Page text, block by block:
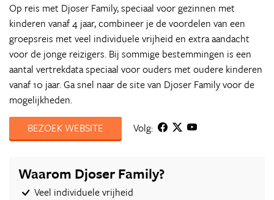
Op reis met Djoser Family, speciaal voor gezinnen met
kinderen vanaf 4 jaar, combineer je de voordelen van een
groepsreis met veel individuele vrijheid en extra aandacht
voor de jonge reizigers. Bij sommige bestemmingen is een
aantal vertrekdata speciaal voor ouders met oudere kinderen
vanaf 10 jaar. Ga snel naar de site van Djoser Family voor de
mogelijkheden.
BEZOEK WEBSITE
Volg:
Waarom Djoser Family?
Veel individuele vrijheid